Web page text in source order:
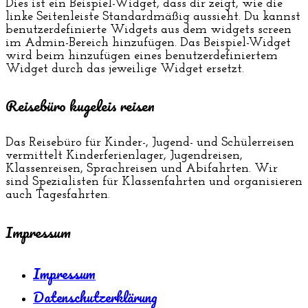
Dies ist ein Beispiel-Widget, dass dir zeigt, wie die
linke Seitenleiste Standardmäßig aussieht. Du kannst
benutzerdefinierte Widgets aus dem widgets screen
im Admin-Bereich hinzufügen. Das Beispiel-Widget
wird beim hinzufügen eines benutzerdefiniertem
Widget durch das jeweilige Widget ersetzt.
Reisebüro kugeleis reisen
Das Reisebüro für Kinder-, Jugend- und Schülerreisen
vermittelt Kinderferienlager, Jugendreisen,
Klassenreisen, Sprachreisen und Abifahrten. Wir
sind Spezialisten für Klassenfahrten und organisieren
auch Tagesfahrten.
Impressum
Impressum
Datenschutzerklärung